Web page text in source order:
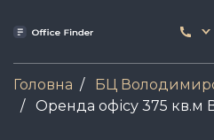
Головна
БЦ
Оренда офісу 375 кв.м